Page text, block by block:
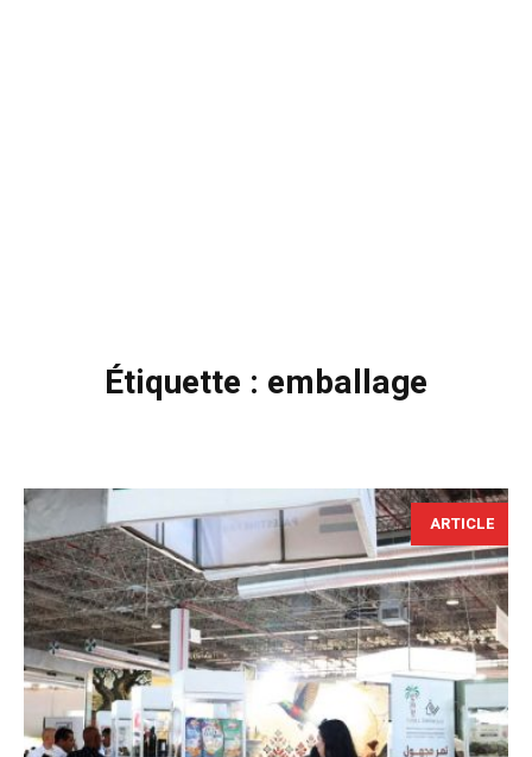
Étiquette : emballage
ARTICLE